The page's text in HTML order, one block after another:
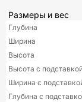
Размеры и вес
Глубина
Ширина
Высота
Высота с
Ширина с
Глубина с